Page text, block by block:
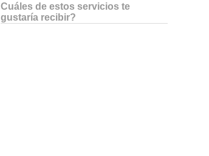
Cuáles de estos servicios te
gustaría recibir?